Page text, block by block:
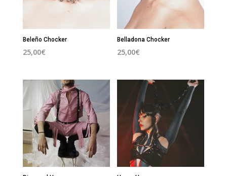
Beleño Chocker
25,00€
Belladona Chocker
25,00€